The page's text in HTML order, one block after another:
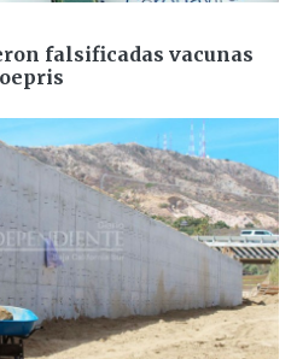
falsificadas vacunas